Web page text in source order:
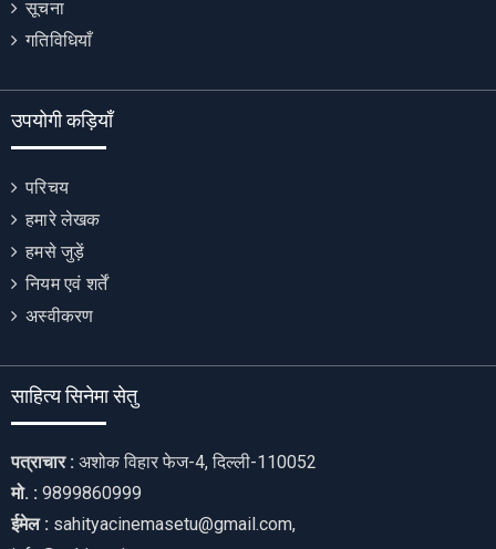
सूचना
गतिविधियाँ
उपयोगी कड़ियाँ
परिचय
हमारे लेखक
हमसे जुड़ें
नियम एवं शर्तें
अस्वीकरण
साहित्य सिनेमा सेतु
पत्राचार : अशोक विहार फेज-4, दिल्ली-110052
मो. : 9899860999
ईमेल : sahityacinemasetu@gmail.com,